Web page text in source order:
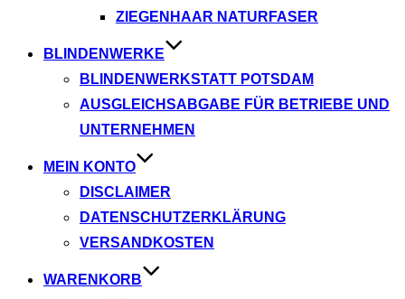
ZIEGENHAAR NATURFASER
BLINDENWERKE
BLINDENWERKSTATT POTSDAM
AUSGLEICHSABGABE FÜR BETRIEBE UND
UNTERNEHMEN
MEIN KONTO
DISCLAIMER
DATENSCHUTZERKLÄRUNG
VERSANDKOSTEN
WARENKORB